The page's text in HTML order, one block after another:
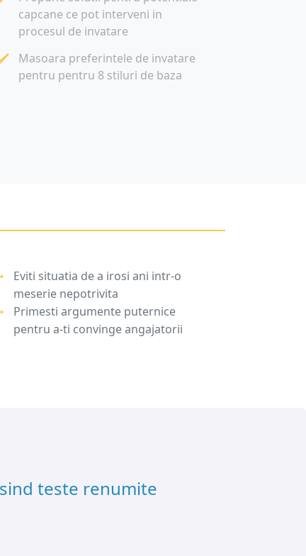
capcane ce pot interveni in
procesul de invatare
Masoara preferintele de invatare
pentru pentru 8 stiluri de baza
Eviti situatia de a irosi ani intr-o
meserie nepotrivita
Primesti argumente puternice
pentru a-ti convinge angajatorii
teste renumite